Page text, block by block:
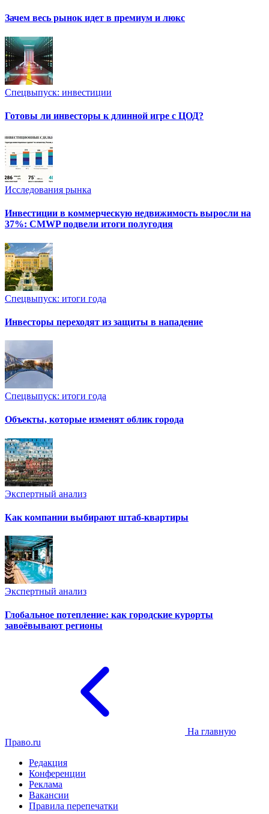
Зачем весь рынок идет в премиум и люкс
Спецвыпуск: инвестиции
Готовы ли инвесторы к длинной игре с ЦОД?
Исследования рынка
Инвестиции в коммерческую недвижимость выросли на
37%: CMWP подвели итоги полугодия
Спецвыпуск: итоги года
Инвесторы переходят из защиты в нападение
Спецвыпуск: итоги года
Объекты, которые изменят облик города
Экспертный анализ
Как компании выбирают штаб-квартиры
Экспертный анализ
Глобальное потепление: как городские курорты
завоёвывают регионы
На главную
Право.ru
Редакция
Конференции
Реклама
Вакансии
Правила перепечатки